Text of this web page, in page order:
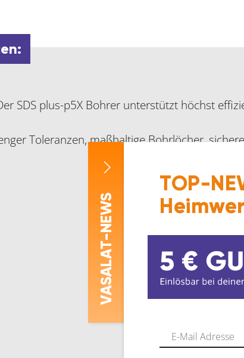
SDS plus-p5X Bohrer unterstützt höchst
Toleranzen, maßhaltige Bohrlöcher,
V
ASALAT
-NEWS
TOP-